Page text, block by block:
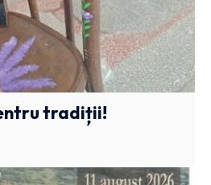
tradiții!